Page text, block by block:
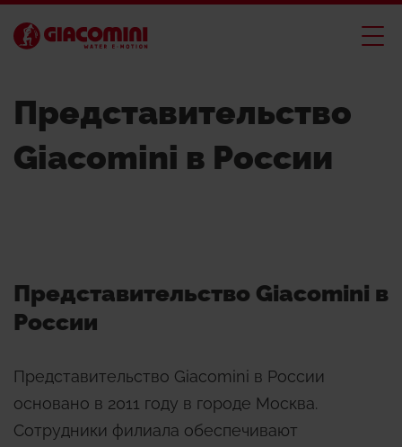
Представительство
Giacomini в России
Представительство Giacomini в
России
Представительство Giacomini в России
основано в 2011 году в городе Москва.
Сотрудники филиала обеспечивают